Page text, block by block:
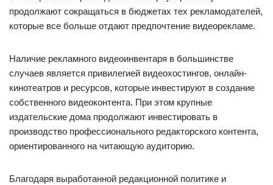
продолжают сокращаться в бюджетах тех рекламодателей,
которые все больше отдают предпочтение видеорекламе.
Наличие рекламного видеоинвентаря в большинстве
случаев является привилегией видеохостингов, онлайн-
кинотеатров и ресурсов, которые инвестируют в создание
собственного видеоконтента. При этом крупные
издательские дома продолжают инвестировать в
производство профессионального редакторского контента,
ориентированного на читающую аудиторию.
Благодаря выработанной редакционной политике и